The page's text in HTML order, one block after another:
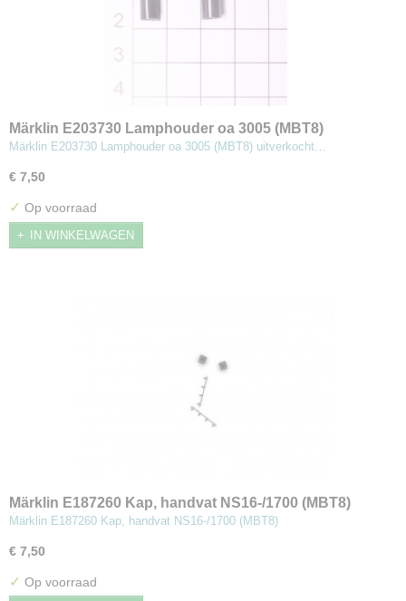
Märklin E203730 Lamphouder oa 3005 (MBT8)
Märklin E203730 Lamphouder oa 3005 (MBT8) uitverkocht…
€ 7,50
✓ Op voorraad
IN WINKELWAGEN
Märklin E187260 Kap, handvat NS16-/1700 (MBT8)
Märklin E187260 Kap, handvat NS16-/1700 (MBT8)
€ 7,50
✓ Op voorraad